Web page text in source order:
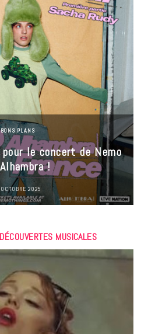
BONS PLANS
le concert de Nemo
!
2025
MUSICALES